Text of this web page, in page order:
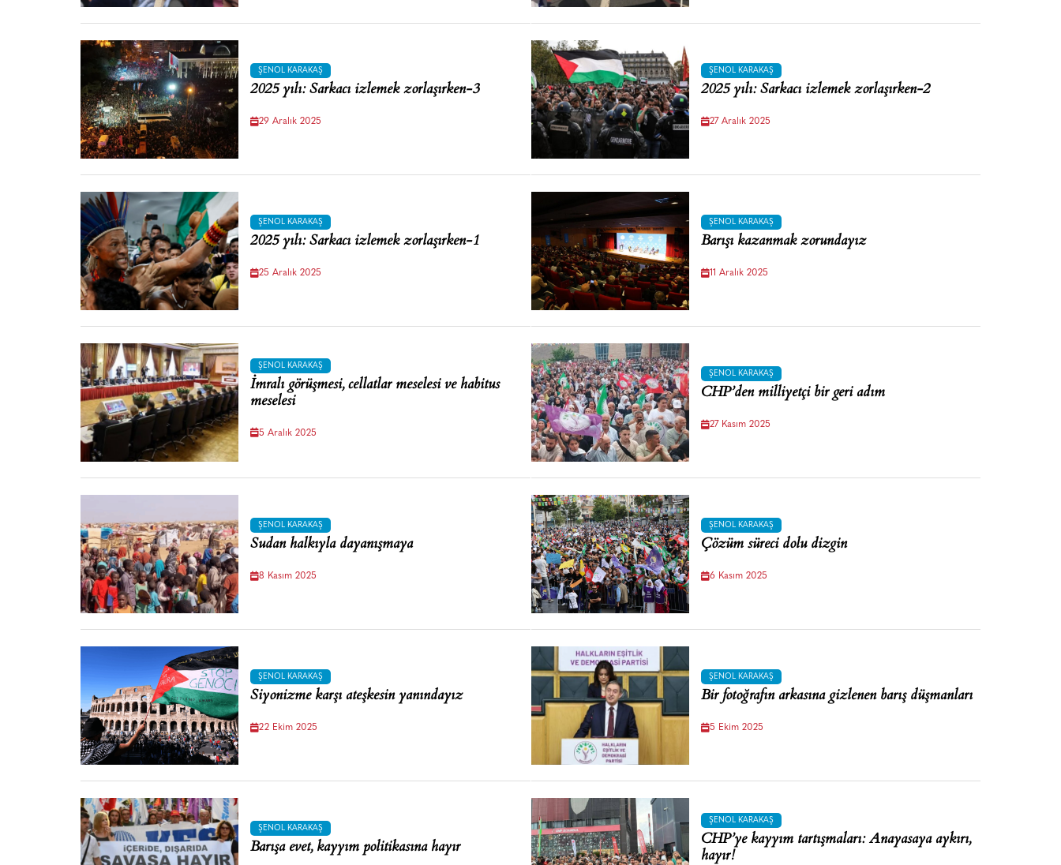
ŞENOL KARAKAŞ
2025 yılı: Sarkacı izlemek zorlaşırken-3
29 Aralık 2025
ŞENOL KARAKAŞ
2025 yılı: Sarkacı izlemek zorlaşırken-2
27 Aralık 2025
ŞENOL KARAKAŞ
2025 yılı: Sarkacı izlemek zorlaşırken-1
25 Aralık 2025
ŞENOL KARAKAŞ
Barışı kazanmak zorundayız
11 Aralık 2025
ŞENOL KARAKAŞ
İmralı görüşmesi, cellatlar meselesi ve habitus
meselesi
5 Aralık 2025
ŞENOL KARAKAŞ
CHP’den milliyetçi bir geri adım
27 Kasım 2025
ŞENOL KARAKAŞ
Sudan halkıyla dayanışmaya
8 Kasım 2025
ŞENOL KARAKAŞ
Çözüm süreci dolu dizgin
6 Kasım 2025
ŞENOL KARAKAŞ
Siyonizme karşı ateşkesin yanındayız
22 Ekim 2025
ŞENOL KARAKAŞ
Bir fotoğrafın arkasına gizlenen barış düşmanları
5 Ekim 2025
ŞENOL KARAKAŞ
Barışa evet, kayyım politikasına hayır
ŞENOL KARAKAŞ
CHP’ye kayyım tartışmaları: Anayasaya aykırı,
hayır!